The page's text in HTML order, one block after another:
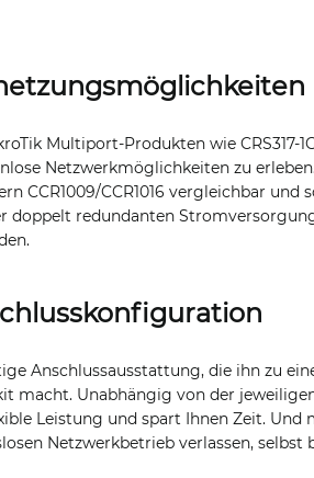
Multiport-Produkten wie CRS317-
Netzwerkmöglichkeiten zu
CCR1009/CCR1016 vergleichbar und
doppelt redundanten
Anschlussausstattung, die ihn zu
macht. Unabhängig von der
Leistung und spart Ihnen Zeit. Und
Netzwerkbetrieb verlassen, selbst